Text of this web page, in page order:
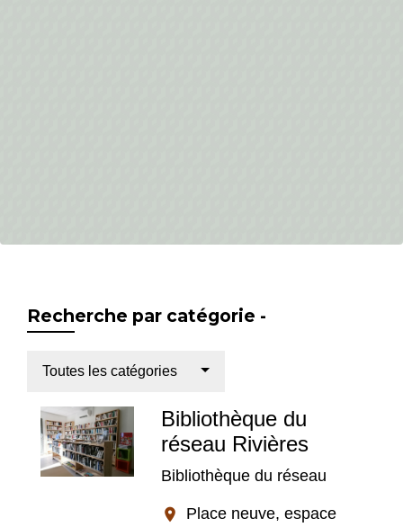
Recherche par catégorie -
Toutes les catégories
Bibliothèque du
réseau Rivières
Bibliothèque du réseau
location_on
Place neuve, espace